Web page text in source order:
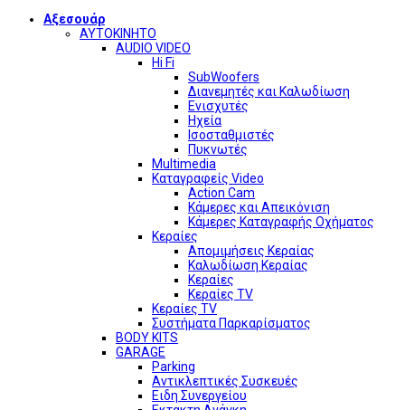
Αξεσουάρ
ΑΥΤΟΚΙΝΗΤΟ
AUDIO VIDEO
Hi Fi
SubWoofers
Διανεμητές και Καλωδίωση
Ενισχυτές
Ηχεία
Ισοσταθμιστές
Πυκνωτές
Multimedia
Καταγραφείς Video
Action Cam
Κάμερες και Απεικόνιση
Κάμερες Καταγραφής Οχήματος
Κεραίες
Απομιμήσεις Κεραίας
Καλωδίωση Κεραίας
Κεραίες
Κεραίες TV
Κεραίες TV
Συστήματα Παρκαρίσματος
BODY KITS
GARAGE
Parking
Αντικλεπτικές Συσκευές
Ειδη Συνεργείου